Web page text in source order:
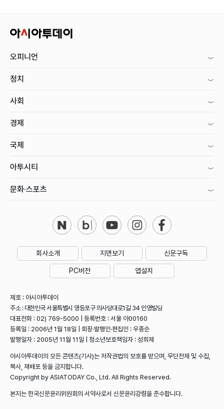
오피니언
정치
사회
경제
국제
아투시티
문화·스포츠
회사소개 지면보기 신문구독
PC버전 앱설치
제호 : 아시아투데이
주소 : 대한민국 서울특별시 영등포구 의사당대로1길 34 인영빌딩
대표전화 : 02) 769-5000 | 등록번호 : 서울 아00160
등록일 : 2006년 1월 18일 | 회장·발행인·편집인 : 우종순
발행일자 : 2005년 11월 11일 | 청소년보호책임자 : 성희제
아시아투데이의 모든 콘텐츠(기사)는 저작권법의 보호를 받으며, 무단전재 및 수집,
복사, 재배포 등을 금지합니다.
Copyright by ASIATODAY Co., Ltd. All Rights Reserved.
본지는 한국신문윤리위원회의 서약사로서 신문윤리강령을 준수합니다.